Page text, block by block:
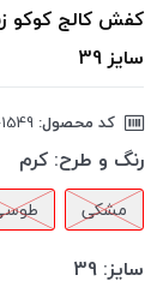
سایز 39
کد محصول:
رنگ و طرح: کرم
مشکی
سایز: 39